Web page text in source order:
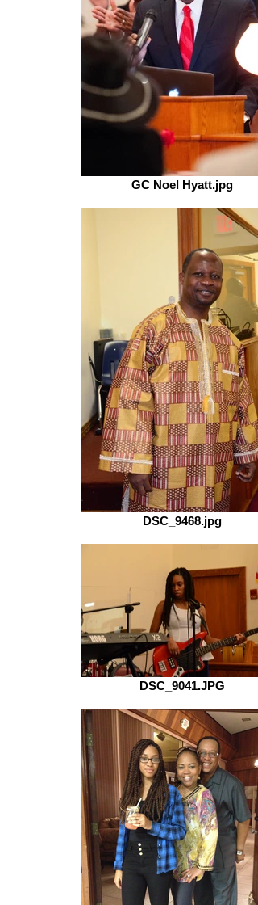
GC Noel Hyatt.jpg
DSC_9468.jpg
DSC_9041.JPG